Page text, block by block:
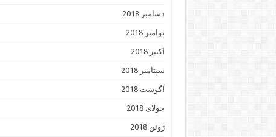
دسامبر 2018
نوامبر 2018
اکتبر 2018
سپتامبر 2018
آگوست 2018
جولای 2018
ژوئن 2018